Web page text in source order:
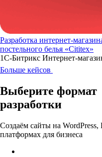
Разработка интернет-
постельного белья «Cititex»
1С-Битрикс Интернет-
Больше кейсов
Выберите формат
разработки
Создаём сайты на
платформах для бизнеса